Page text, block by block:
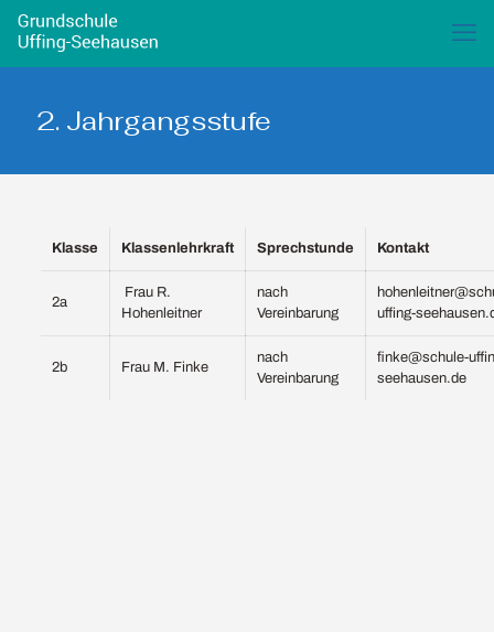
2. Jahrgangsstufe
Klasse Klassenlehrkraft Sprechstunde Kontakt
2a
Frau R.
Hohenleitner
nach
Vereinbarung
uffing-
2b Frau M. Finke
nach
Vereinbarung
finke@schule-
seehausen.de